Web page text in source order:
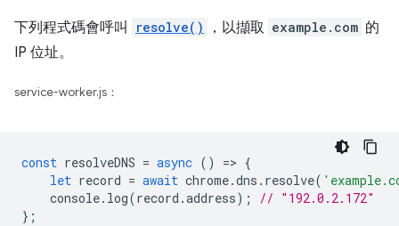
下列程式碼會呼叫 resolve() ，以擷取 example.com 的
IP 位址。
service-worker.js：
const resolveDNS = async () => {
let record = await chrome.dns . resolve(
console. log(record .address);
// "192.0.2.172"
};